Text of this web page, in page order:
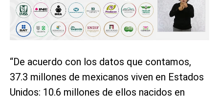
“De acuerdo con los datos que contamos,
37.3 millones de mexicanos viven en Estados
Unidos: 10.6 millones de ellos nacidos en